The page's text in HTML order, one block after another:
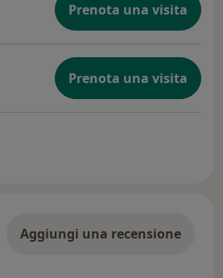
Prenota una visita
Prenota una visita
Aggiungi una recensione